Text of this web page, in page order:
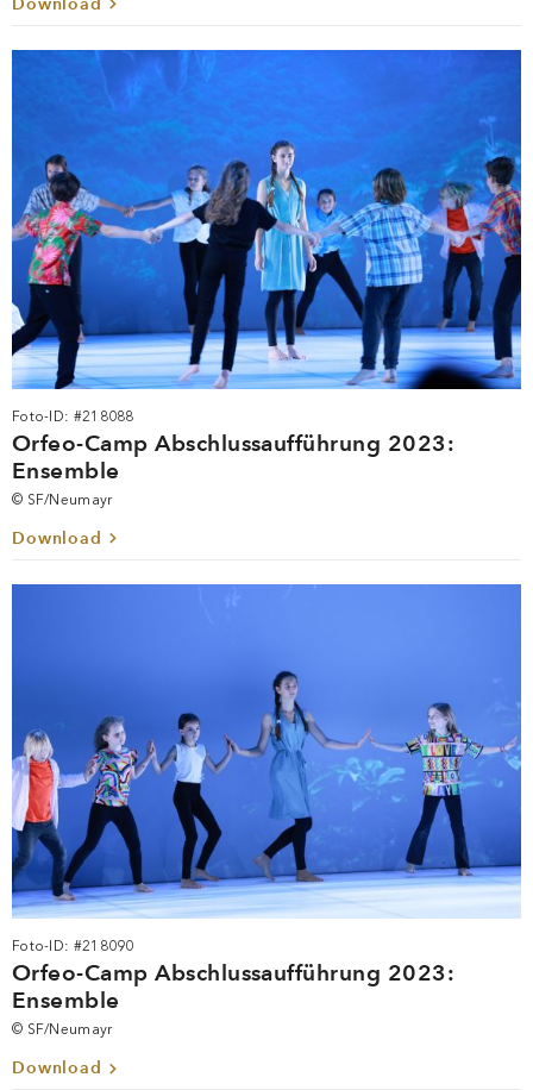
Foto-ID: #218088
Orfeo-Camp Abschlussaufführung 2023:
Ensemble
© SF/Neumayr
Download
Foto-ID: #218090
Orfeo-Camp Abschlussaufführung 2023:
Ensemble
© SF/Neumayr
Download